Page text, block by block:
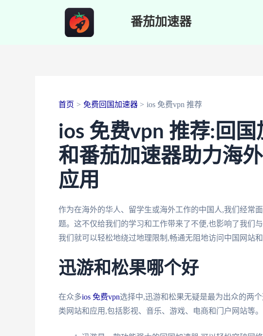
番茄加速器
首页 免费回国加速器 ios 免费vpn 推荐
ios 免费vpn 推荐:回
和番茄加速器助力海
应用
作为在海外的华人、留学生或海外工作的中国人,我们经常
题。这不仅给我们的学习和工作带来了不便,也影响了我们
我们就可以轻松地绕过地理限制,畅通无阻地访问中国网站和
迅游和松果哪个好
在众多ios 免费vpn选择中,迅游和松果无疑是最为出众的两
类网站和应用,包括影视、音乐、游戏、电商和门户网站等。